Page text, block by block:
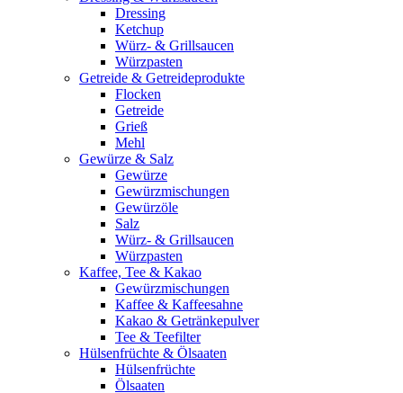
Dressing
Ketchup
Würz- & Grillsaucen
Würzpasten
Getreide & Getreideprodukte
Flocken
Getreide
Grieß
Mehl
Gewürze & Salz
Gewürze
Gewürzmischungen
Gewürzöle
Salz
Würz- & Grillsaucen
Würzpasten
Kaffee, Tee & Kakao
Gewürzmischungen
Kaffee & Kaffeesahne
Kakao & Getränkepulver
Tee & Teefilter
Hülsenfrüchte & Ölsaaten
Hülsenfrüchte
Ölsaaten